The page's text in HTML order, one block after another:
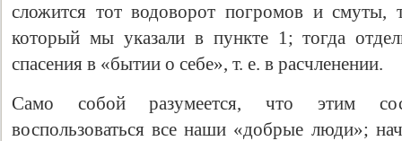
сложится тот водоворот погромов и смуты,
который мы указали в пункте 1; тогда
спасения в «бытии о себе», т. е. в расчленении.
Само собой разумеется, что этим
воспользоваться все наши «добрые люди»;